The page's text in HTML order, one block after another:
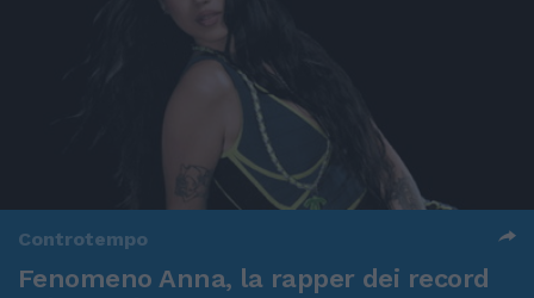
Controtempo
Fenomeno Anna, la rapper dei record